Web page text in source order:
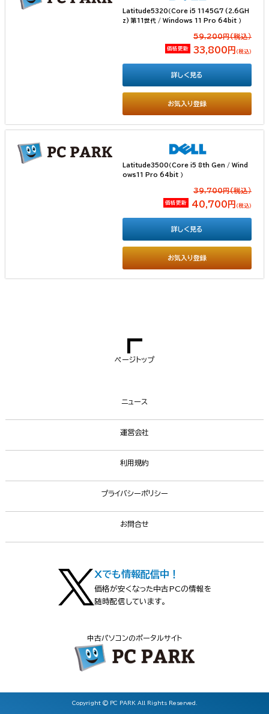
Latitude5320（Core i5 1145G7 (2.6GH
z) 第11世代 / Windows 11 Pro 64bit ）
59,200円(税込）
価格更新 33,800円 （税込）
お気入り登録
詳しく見る
Latitude3500（Core i5 8th Gen / Wind
ows11 Pro 64bit ）
39,700円(税込）
価格更新 40,700円 （税込）
お気入り登録
詳しく見る
ページトップ
ニュース
運営会社
利用規約
プライバシーポリシー
お問合せ
Xでも情報配信中！
価格が安くなった中古PCの情報を
随時配信しています。
中古パソコンのポータルサイト
Copyright © PC PARK All Rights Reserved.